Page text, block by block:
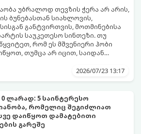
უბრალოდ თევზის ჭერა არ არის,
ბუნებასთან სიახლოვის,
განტვირთვის, მოთმინებისა
საუკეთესო სინთეზი. თუ
რომ ეს მშვენიერი ჰობი
თუმცა არ იცით, საიდან
გზამკვლევი სწორედ
2026/07/23 13:17
0 ლარად: 5 საინტერესო
რომელიც შეგიძლიათ
დაიწყოთ დამატებითი
გარეშე